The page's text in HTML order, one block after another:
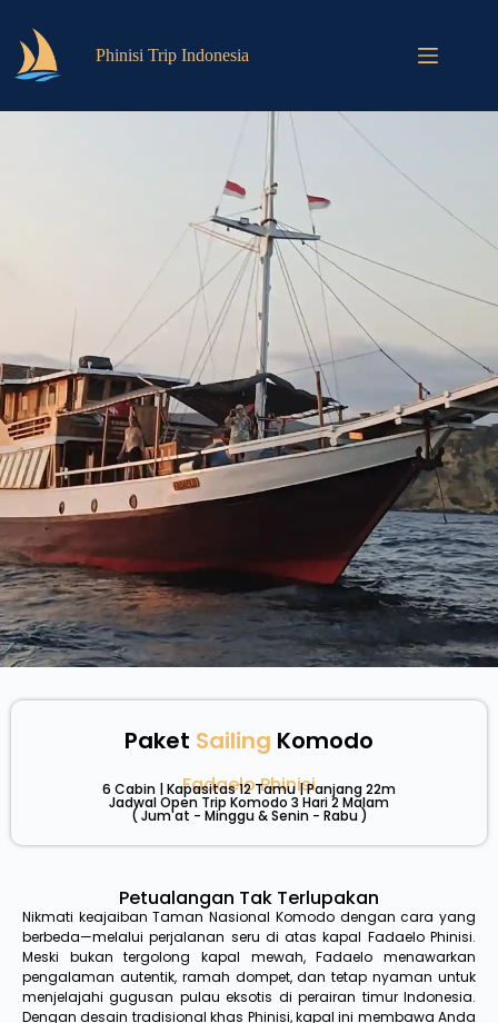
Phinisi Trip Indonesia
Paket Sailing Komodo
Fadaelo Phinisi
6 Cabin | Kapasitas 12 Tamu | Panjang 22m
Jadwal Open Trip Komodo 3 Hari 2 Malam
( Jum'at - Minggu & Senin - Rabu )
Petualangan Tak Terlupakan
Nikmati keajaiban Taman Nasional Komodo dengan cara yang
berbeda—melalui perjalanan seru di atas kapal Fadaelo Phinisi.
Meski bukan tergolong kapal mewah, Fadaelo menawarkan
pengalaman autentik, ramah dompet, dan tetap nyaman untuk
menjelajahi gugusan pulau eksotis di perairan timur Indonesia.
Dengan desain tradisional khas Phinisi, kapal ini membawa Anda